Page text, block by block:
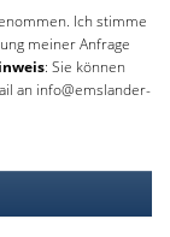
Ich stimme
meiner Anfrage
: Sie können
an info@emslander-